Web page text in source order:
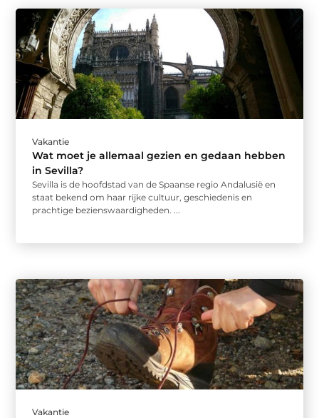
Vakantie
Wat moet je allemaal gezien en gedaan hebben
in Sevilla?
Sevilla is de hoofdstad van de Spaanse regio Andalusië en
staat bekend om haar rijke cultuur, geschiedenis en
prachtige bezienswaardigheden. ...
Vakantie